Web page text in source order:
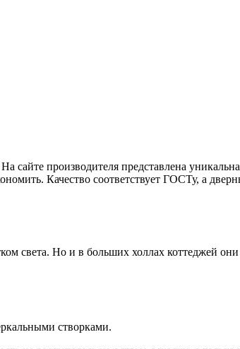
производителя представлена
Качество соответствует ГОСТу, а
света. Но и в больших холлах коттеджей
створками.